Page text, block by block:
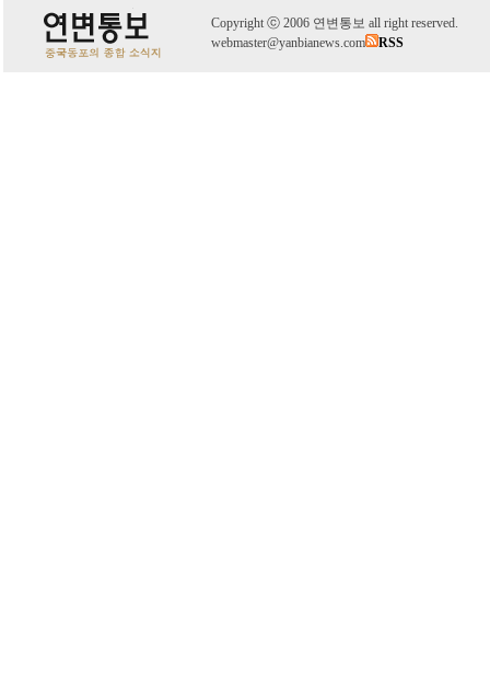
Copyright ⓒ 2006 연변통보 all right reserved.
webmaster@yanbianews.com
RSS